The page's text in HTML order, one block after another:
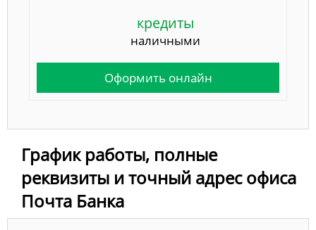
кредиты
наличными
Оформить онлайн
График работы, полные
реквизиты и точный адрес офиса
Почта Банка